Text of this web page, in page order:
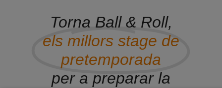
Torna Ball & Roll,
els millors stage de
pretemporada
per a preparar la